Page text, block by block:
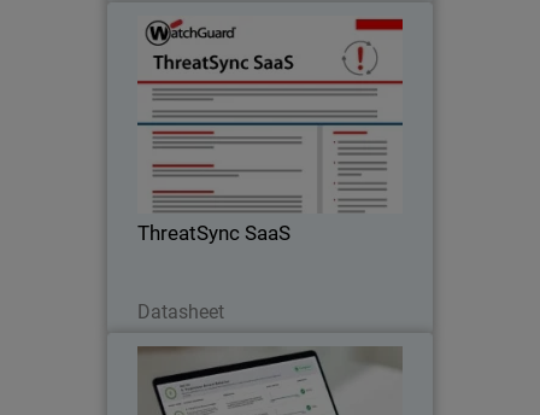
ThreatSync SaaS
Datasheet
ThreatSync SaaS
Threat Detection and Response nel
cloud e nei servizi SaaS
ThumbnailVisibilità dei rischi e delle
minacce in Microsoft 365